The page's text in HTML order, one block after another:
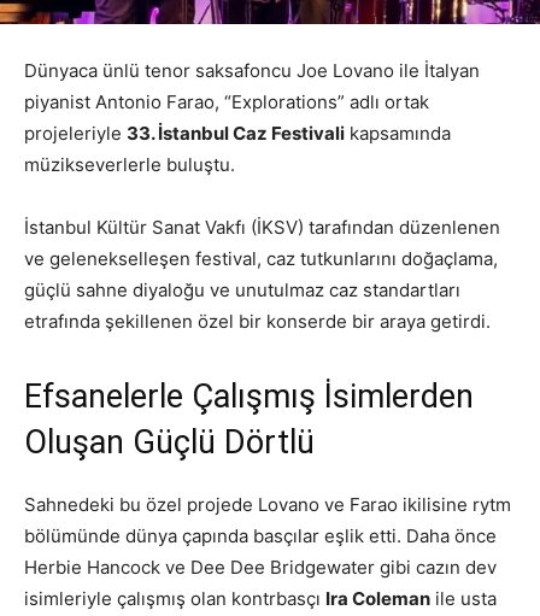
Dünyaca ünlü tenor saksafoncu Joe Lovano ile İtalyan
piyanist Antonio Farao, “Explorations” adlı ortak
projeleriyle 33. İstanbul Caz Festivali kapsamında
müzikseverlerle buluştu.
İstanbul Kültür Sanat Vakfı (İKSV) tarafından düzenlenen
ve gelenekselleşen festival, caz tutkunlarını doğaçlama,
güçlü sahne diyaloğu ve unutulmaz caz standartları
etrafında şekillenen özel bir konserde bir araya getirdi.
Efsanelerle Çalışmış İsimlerden
Oluşan Güçlü Dörtlü
Sahnedeki bu özel projede Lovano ve Farao ikilisine rytm
bölümünde dünya çapında basçılar eşlik etti. Daha önce
Herbie Hancock ve Dee Dee Bridgewater gibi cazın dev
isimleriyle çalışmış olan kontrbasçı Ira Coleman ile usta